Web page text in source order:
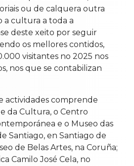
ou de calquera outra
a cultura a toda a
deste xeito por seguir
os mellores contidos,
visitantes no 2025 nos
nos que se contabilizan
actividades comprende
da Cultura, o Centro
e o Museo das
Santiago, en Santiago de
de Belas Artes, na Coruña;
Camilo José Cela, no